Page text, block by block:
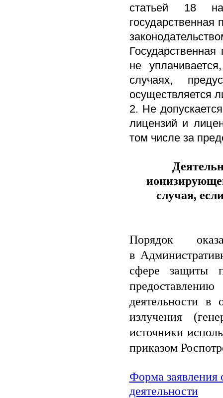
статьей 18
не
случаях,
осуществляется
2. Не
лицензий и
том числе за
случая,
Порядок
в
сфере защиты
деятельности в
излучения
источники
приказом
Форма заявления
деятельности